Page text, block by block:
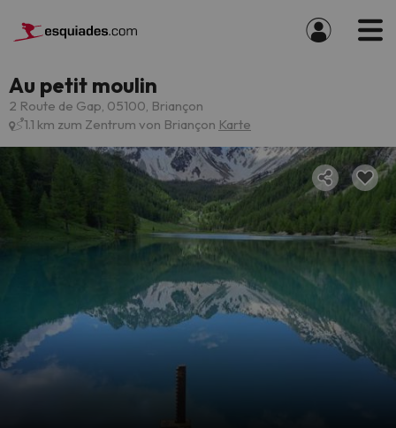
Au petit moulin
2 Route de Gap, 05100, Briançon
1.1 km zum Zentrum von Briançon Karte